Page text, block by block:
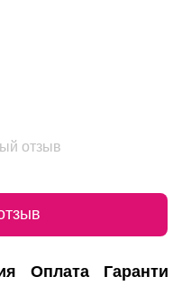
отзыв
Оплата Гарантия